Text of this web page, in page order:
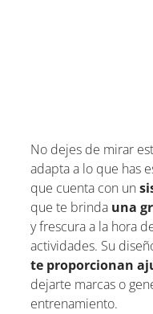
No dejes de mirar
adapta a lo que has
que cuenta con un
que te brinda una
y frescura a la hora
actividades. Su
te proporcionan
dejarte marcas o
entrenamiento.